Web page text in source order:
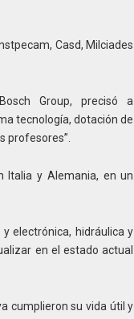
Casd, Milciades
Group, precisó a
tecnología, dotación de
profesores”.
Italia y Alemania, en un
electrónica, hidráulica y
en el estado actual
cumplieron su vida útil y